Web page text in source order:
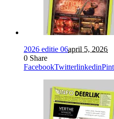
2026 editie 06april 5, 2026
0 Share
FacebookTwitterlinkedin